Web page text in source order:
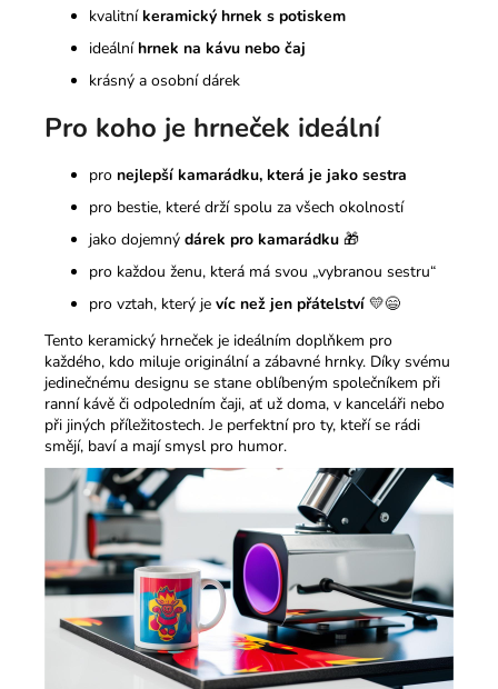
kvalitníkeramický hrnek s potiskem
ideálníhrnek na kávu nebo čaj
krásný a osobní dárek
Pro koho je hrneček ideální
pro nejlepší kamarádku, která je jako sestra
pro bestie, které drží spolu za všech okolností
jako dojemný dárek pro kamarádku 🎁
pro každou ženu, která má svou „vybranou sestru“
pro vztah, který je víc než jen přátelství 💛😄
Tento keramický hrneček je ideálním doplňkem pro
každého, kdo miluje originální a zábavné hrnky. Díky svému
jedinečnému designu se stane oblíbeným společníkem při
ranní kávě či odpoledním čaji, ať už doma, v kanceláři nebo
při jiných příležitostech. Je perfektní pro ty, kteří se rádi
smějí, baví a mají smysl pro humor.​